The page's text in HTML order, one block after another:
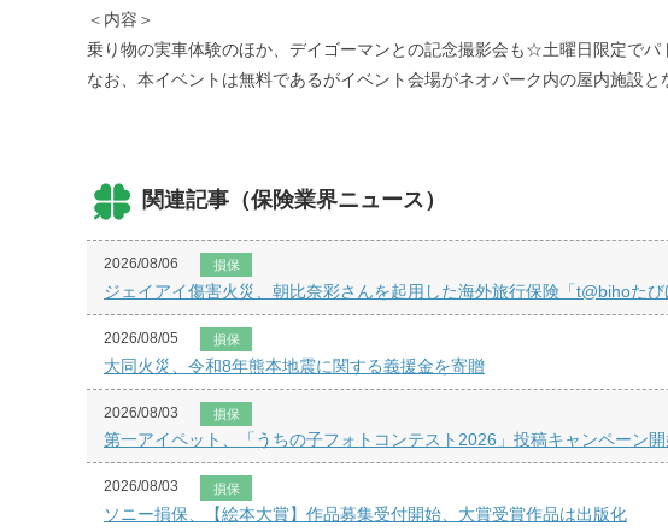
＜内容＞
乗り物の実車体験のほか、デイゴーマンとの記念撮影会も☆土曜日限定でパ
なお、本イベントは無料であるがイベント会場がネオパーク内の屋内施設
関連記事（保険業界ニュース）
2026/08/06 損保
ジェイアイ傷害火災、朝比奈彩さんを起用した海外旅行保険「t@bihoた
2026/08/05 損保
大同火災、令和8年熊本地震に関する義援金を寄贈
2026/08/03 損保
第一アイペット、「うちの子フォトコンテスト2026」投稿キャンペーン
2026/08/03 損保
ソニー損保、【絵本大賞】作品募集受付開始、大賞受賞作品は出版化